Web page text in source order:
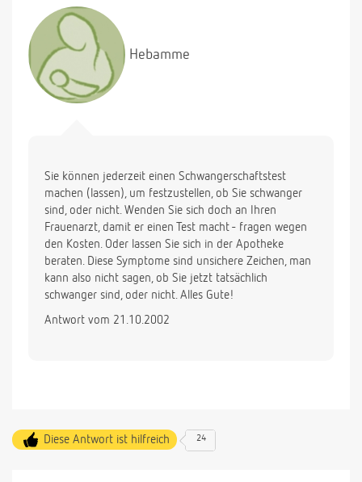
Hebamme
Sie können jederzeit einen Schwangerschaftstest
machen (lassen), um festzustellen, ob Sie schwanger
sind, oder nicht. Wenden Sie sich doch an Ihren
Frauenarzt, damit er einen Test macht - fragen wegen
den Kosten. Oder lassen Sie sich in der Apotheke
beraten. Diese Symptome sind unsichere Zeichen, man
kann also nicht sagen, ob Sie jetzt tatsächlich
schwanger sind, oder nicht. Alles Gute!
Antwort vom 21.10.2002
Diese Antwort ist hilfreich 24